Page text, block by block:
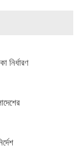
নির্ধারণ